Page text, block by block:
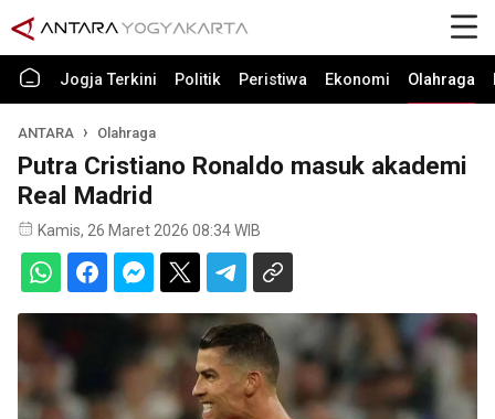
Jogja Terkini Politik Peristiwa Ekonomi Olahraga
ANTARA Olahraga
Putra Cristiano Ronaldo masuk akademi
Real Madrid
Kamis, 26 Maret 2026 08:34 WIB